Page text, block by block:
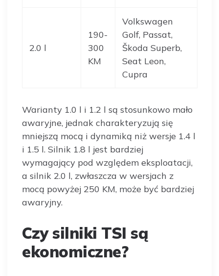
2.0 l
190-
300
KM
Volkswagen
Golf, Passat,
Škoda Superb,
Seat Leon,
Cupra
Warianty 1.0 l i 1.2 l są stosunkowo mało
awaryjne, jednak charakteryzują się
mniejszą mocą i dynamiką niż wersje 1.4 l
i 1.5 l. Silnik 1.8 l jest bardziej
wymagający pod względem eksploatacji,
a silnik 2.0 l, zwłaszcza w wersjach z
mocą powyżej 250 KM, może być bardziej
awaryjny.
Czy silniki TSI są
ekonomiczne?